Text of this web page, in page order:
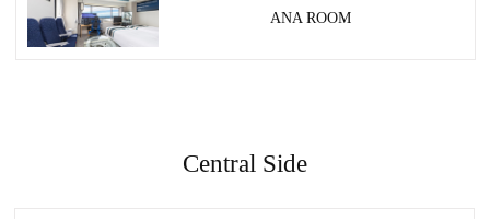
ANA ROOM
Central Side